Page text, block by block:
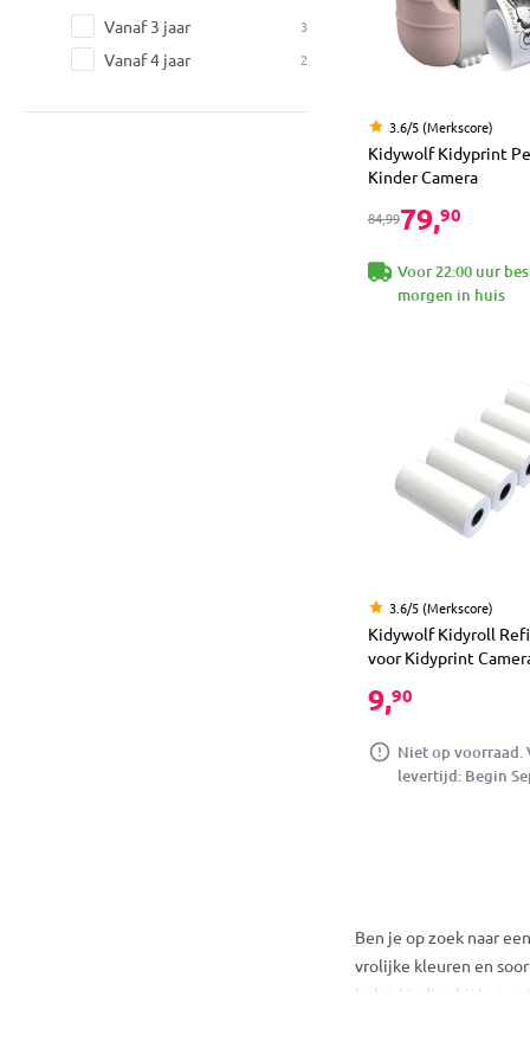
Vanaf 3 jaar 3
Vanaf 4 jaar 2
3.6/5 (Merkscore)
Kidywolf Kidyprint
Kinder Camera
84,9979,90
Voor 22:00 uur
morgen in huis
3.6/5 (Merkscore)
Kidywolf Kidyroll
voor Kidyprint
9,90
Niet op voorraad.
levertijd: Begin
Ben je op zoek naar
vrolijke kleuren en
helpt kindjes bij het
omgeving. De